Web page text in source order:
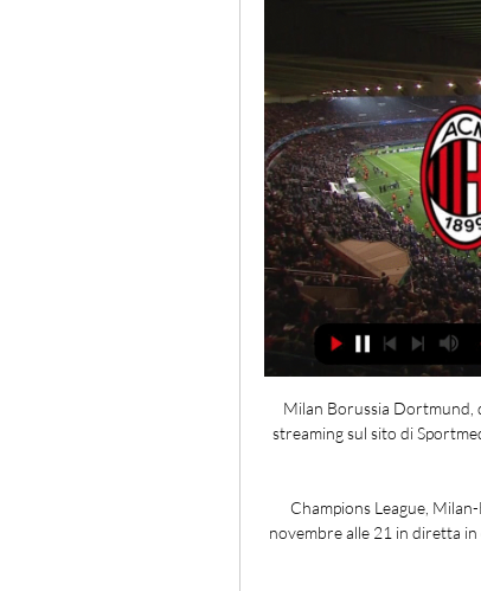
Milan Borussia Dortmund,
streaming sul sito di
Champions League,
novembre alle 21 in diretta